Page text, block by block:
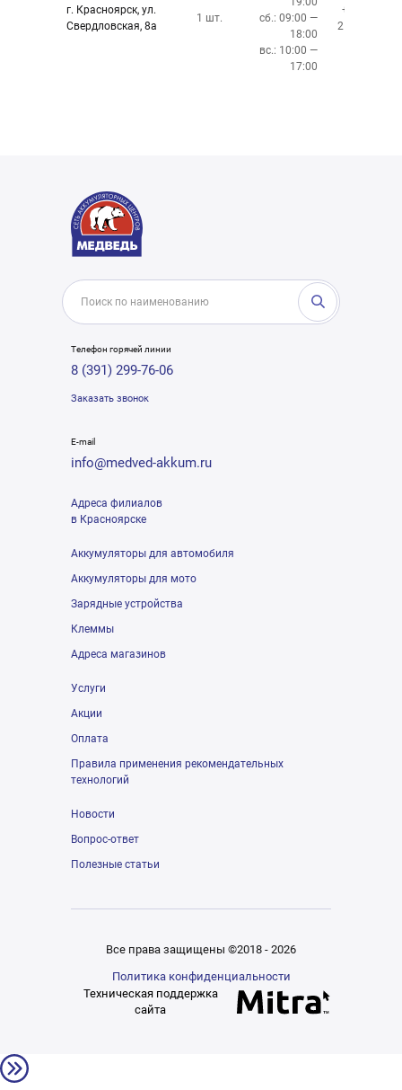
г. Красноярск, ул.
Свердловская, 8а
1 шт.
сб.: 09:00 —
18:00
вс.: 10:00 —
17:00
+7 (391)
219-27-50
Телефон горячей линии
8 (391) 299-76-06
Заказать звонок
E-mail
info@medved-akkum.ru
Адреса филиалов
в Красноярске
Аккумуляторы для автомобиля
Аккумуляторы для мото
Зарядные устройства
Клеммы
Адреса магазинов
Услуги
Акции
Оплата
Правила применения рекомендательных
технологий
Новости
Вопрос-ответ
Полезные статьи
Все права защищены ©2018 - 2026
Политика конфиденциальности
Техническая поддержка
сайта